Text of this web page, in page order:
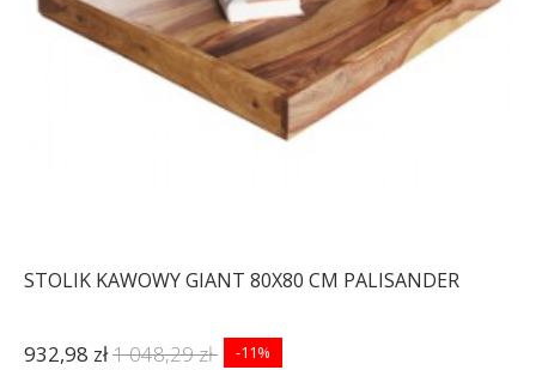
STOLIK KAWOWY GIANT 80X80 CM PALISANDER
932,98 zł1 048,29 zł -11%